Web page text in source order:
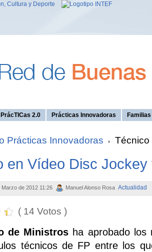
2.0 Prácticas Innovadoras
Prácticas Innovadoras Técnico
en Vídeo Disc Jockey
de 2012 11:26 Manuel Alonso Rosa Actualidad
( 14 Votos )
de Ministros ha aprobado los
técnicos de FP entre los